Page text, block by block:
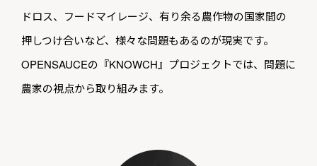
ドロス、フードマイレージ、有り余る農作物の国家間の
押しつけ合いなど、様々な問題もあるのが現実です。
OPENSAUCEの『KNOWCH』プロジェクトでは、問題に
農家の視点から取り組みます。